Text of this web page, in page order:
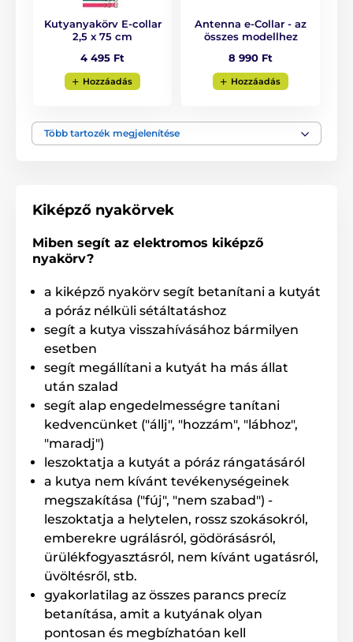
Hatótávolság
kutyád kiképzését póráz nélkül, akár 800
méteres távolságig. Ez a hatótávolság
elegendő a legtöbb kutya alap- és professzionális
kiképzéséhez is. Ideális választás városi környezetben
és erdőben egyaránt, ahol a körülmények miatt a
hatótáv csökkenhet.
Korrekció típusa
A Lady Educator ET-300-L funkciói közé
tartozik a rezgés, a 100 fokozatban
állítható folyamatos és pillanatnyi
elektrosztatikus impulzus, valamint a Flash Light,
amely segít a vevőegység megtalálásában vagy a
kutya lokalizálásában. Az impulzus erőssége az
adókészülék gombjaival egyszerűen állítható.
Kutyanyakörv E-collar
2,5 x 75 cm
4 495 Ft
Hozzáadás
Antenna e-Collar - az
összes modellhez
8 990 Ft
Hozzáadás
Több tartozék megjelenítése
Kiképző nyakörvek
Miben segít az elektromos kiképző
nyakörv?
a kiképző nyakörv segít betanítani a kutyát
a póráz nélküli sétáltatáshoz
segít a kutya visszahívásához bármilyen
esetben
segít megállítani a kutyát ha más állat
után szalad
segít alap engedelmességre tanítani
kedvencünket ("állj", "hozzám", "lábhoz",
"maradj")
leszoktatja a kutyát a póráz rángatásáról
a kutya nem kívánt tevékenységeinek
megszakítása ("fúj", "nem szabad") -
leszoktatja a helytelen, rossz szokásokról,
emberekre ugrálásról, gödörásásról,
ürülékfogyasztásról, nem kívánt ugatásról,
üvöltésről, stb.
gyakorlatilag az összes parancs precíz
betanítása, amit a kutyának olyan
pontosan és megbízhatóan kell